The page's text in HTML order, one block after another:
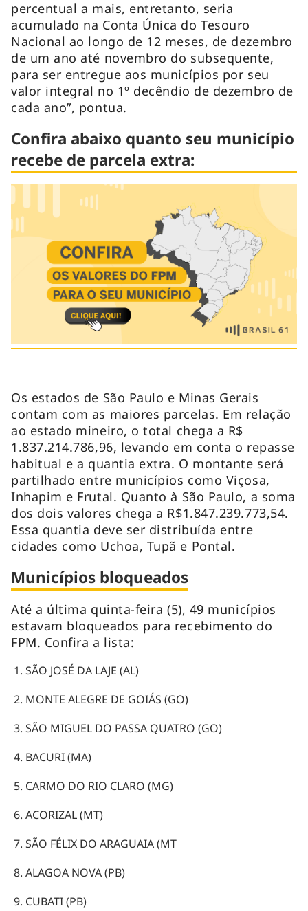
percentual a mais, entretanto, seria
acumulado na Conta Única do Tesouro
Nacional ao longo de 12 meses, de dezembro
de um ano até novembro do subsequente,
para ser entregue aos municípios por seu
valor integral no 1º decêndio de dezembro de
cada ano”, pontua.
Confira abaixo quanto seu município
recebe de parcela extra:
Os estados de São Paulo e Minas Gerais
contam com as maiores parcelas. Em relação
ao estado mineiro, o total chega a R$
1.837.214.786,96, levando em conta o repasse
habitual e a quantia extra. O montante será
partilhado entre municípios como Viçosa,
Inhapim e Frutal. Quanto à São Paulo, a soma
dos dois valores chega a R$1.847.239.773,54.
Essa quantia deve ser distribuída entre
cidades como Uchoa, Tupã e Pontal.
Municípios bloqueados
Até a última quinta-feira (5), 49 municípios
estavam bloqueados para recebimento do
FPM. Confira a lista:
SÃO JOSÉ DA LAJE (AL)
MONTE ALEGRE DE GOIÁS (GO)
SÃO MIGUEL DO PASSA QUATRO (GO)
BACURI (MA)
CARMO DO RIO CLARO (MG)
ACORIZAL (MT)
SÃO FÉLIX DO ARAGUAIA (MT
ALAGOA NOVA (PB)
CUBATI (PB)